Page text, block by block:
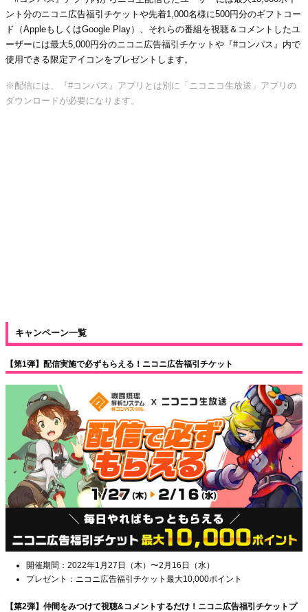
ント分のニコニ広告福引チケットや先着1,000名様に500円分のギフトコー
ド（AppleもしくはGoogle Play）、それらの番組を視聴＆コメントしたユ
ーザーには最大5,000円分のニコニ広告福引チケットや『#コンパス』内で
使用できる限定アイコンをプレゼントします。
※配信には、『#コンパス』アプリとは別に「ニコニコ生放送」アプリの
ダウンロードが必要になります。
キャンペーン一覧
【第1弾】配信実施で必ずもらえる！ニコニ広告福引チケット
開催期間：2022年1月27日（木）〜2月16日（水）
プレゼント：ニコニ広告福引チケット最大10,000ポイント
【第2弾】仲間をみつけて視聴&コメントするだけ！ニコニ広告福引チケットプ